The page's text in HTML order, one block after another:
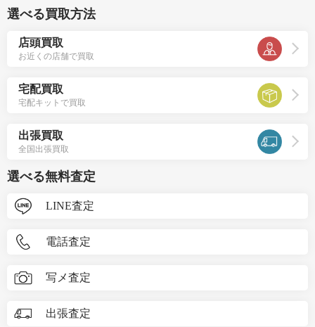
選べる買取方法
店頭買取
お近くの店舗で買取
宅配買取
宅配キットで買取
出張買取
全国出張買取
選べる無料査定
LINE査定
電話査定
写メ査定
出張査定